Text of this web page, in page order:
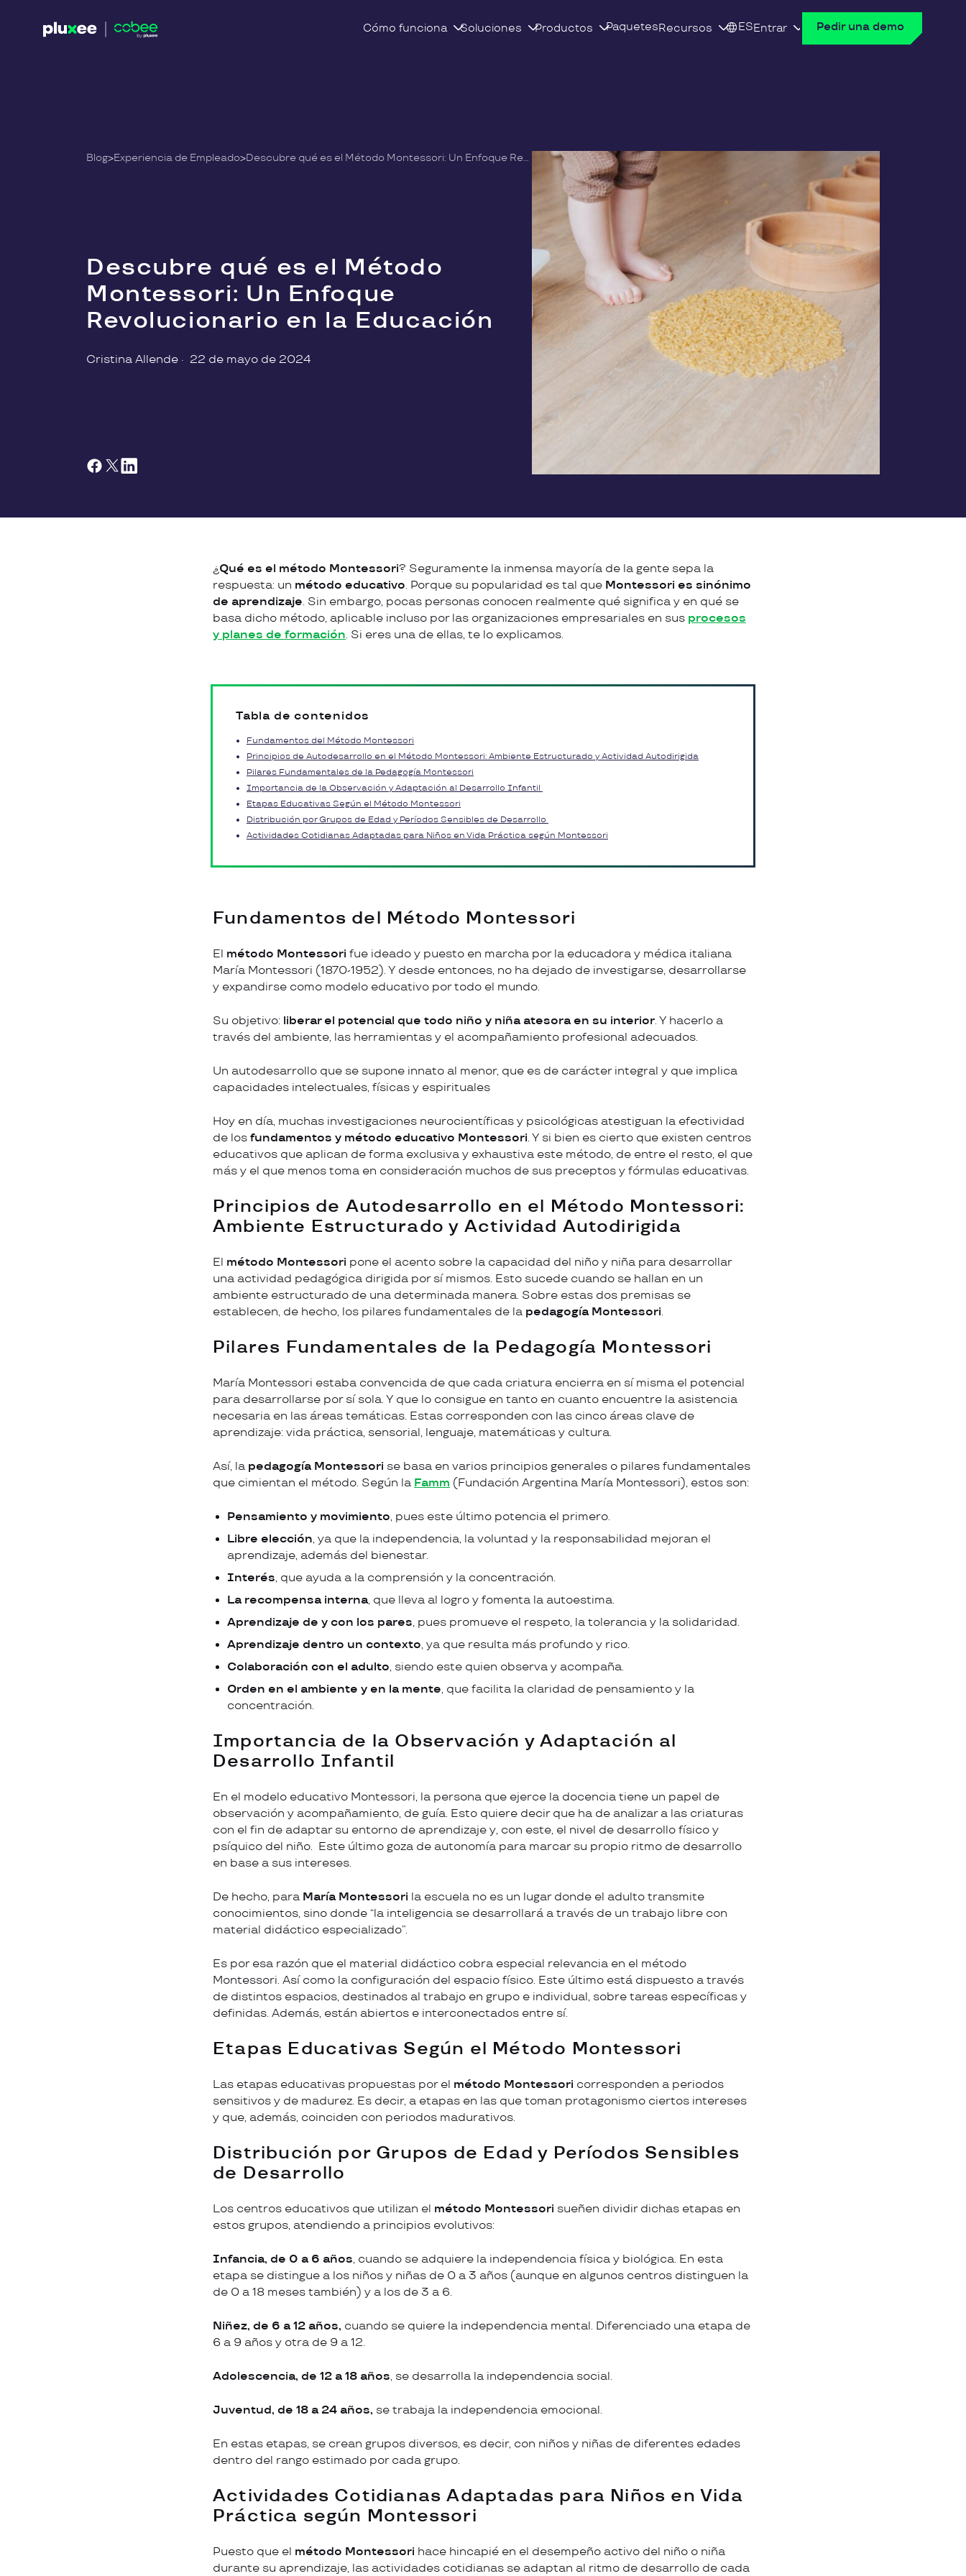
Cómo funciona Soluciones Productos PaquetesRecursos ESEntrar Pedir una demo
Descubre qué es el Método
Montessori: Un Enfoque
Revolucionario en la Educación
Cristina Allende · 22 de mayo de 2024
Blog>Experiencia de Empleado> Descubre qué es el Método Montessori: Un Enfoque Revolucionario en la Educación
¿Qué es el método Montessori? Seguramente la inmensa mayoría de la gente sepa la
respuesta: un método educativo. Porque su popularidad es tal que Montessori es sinónimo
de aprendizaje. Sin embargo, pocas personas conocen realmente qué significa y en qué se
basa dicho método, aplicable incluso por las organizaciones empresariales en sus procesos
y planes de formación. Si eres una de ellas, te lo explicamos.
Tabla de contenidos
Fundamentos del Método Montessori
Principios de Autodesarrollo en el Método Montessori: Ambiente Estructurado y Actividad Autodirigida
Pilares Fundamentales de la Pedagogía Montessori
Importancia de la Observación y Adaptación al Desarrollo Infantil
Etapas Educativas Según el Método Montessori
Distribución por Grupos de Edad y Períodos Sensibles de Desarrollo
Actividades Cotidianas Adaptadas para Niños en Vida Práctica según Montessori
Fundamentos del Método Montessori
El método Montessori fue ideado y puesto en marcha por la educadora y médica italiana
María Montessori (1870-1952). Y desde entonces, no ha dejado de investigarse, desarrollarse
y expandirse como modelo educativo por todo el mundo.
Su objetivo: liberar el potencial que todo niño y niña atesora en su interior. Y hacerlo a
través del ambiente, las herramientas y el acompañamiento profesional adecuados.
Un autodesarrollo que se supone innato al menor, que es de carácter integral y que implica
capacidades intelectuales, físicas y espirituales
Hoy en día, muchas investigaciones neurocientíficas y psicológicas atestiguan la efectividad
de los fundamentos y método educativo Montessori. Y si bien es cierto que existen centros
educativos que aplican de forma exclusiva y exhaustiva este método, de entre el resto, el que
más y el que menos toma en consideración muchos de sus preceptos y fórmulas educativas.
Principios de Autodesarrollo en el Método Montessori:
Ambiente Estructurado y Actividad Autodirigida
El método Montessori pone el acento sobre la capacidad del niño y niña para desarrollar
una actividad pedagógica dirigida por sí mismos. Esto sucede cuando se hallan en un
ambiente estructurado de una determinada manera. Sobre estas dos premisas se
establecen, de hecho, los pilares fundamentales de la pedagogía Montessori.
Pilares Fundamentales de la Pedagogía Montessori
María Montessori estaba convencida de que cada criatura encierra en sí misma el potencial
para desarrollarse por sí sola. Y que lo consigue en tanto en cuanto encuentre la asistencia
necesaria en las áreas temáticas. Estas corresponden con las cinco áreas clave de
aprendizaje: vida práctica, sensorial, lenguaje, matemáticas y cultura.
Así, la pedagogía Montessori se basa en varios principios generales o pilares fundamentales
que cimientan el método. Según la Famm (Fundación Argentina María Montessori), estos son:
Pensamiento y movimiento, pues este último potencia el primero.
Libre elección, ya que la independencia, la voluntad y la responsabilidad mejoran el
aprendizaje, además del bienestar.
Interés, que ayuda a la comprensión y la concentración.
La recompensa interna, que lleva al logro y fomenta la autoestima.
Aprendizaje de y con los pares, pues promueve el respeto, la tolerancia y la solidaridad.
Aprendizaje dentro un contexto, ya que resulta más profundo y rico.
Colaboración con el adulto, siendo este quien observa y acompaña.
Orden en el ambiente y en la mente, que facilita la claridad de pensamiento y la
concentración.
Importancia de la Observación y Adaptación al
Desarrollo Infantil
En el modelo educativo Montessori, la persona que ejerce la docencia tiene un papel de
observación y acompañamiento, de guía. Esto quiere decir que ha de analizar a las criaturas
con el fin de adaptar su entorno de aprendizaje y, con este, el nivel de desarrollo físico y
psíquico del niño. Este último goza de autonomía para marcar su propio ritmo de desarrollo
en base a sus intereses.
De hecho, para María Montessori la escuela no es un lugar donde el adulto transmite
conocimientos, sino donde “la inteligencia se desarrollará a través de un trabajo libre con
material didáctico especializado”.
Es por esa razón que el material didáctico cobra especial relevancia en el método
Montessori. Así como la configuración del espacio físico. Este último está dispuesto a través
de distintos espacios, destinados al trabajo en grupo e individual, sobre tareas específicas y
definidas. Además, están abiertos e interconectados entre sí.
Etapas Educativas Según el Método Montessori
Las etapas educativas propuestas por el método Montessori corresponden a periodos
sensitivos y de madurez. Es decir, a etapas en las que toman protagonismo ciertos intereses
y que, además, coinciden con periodos madurativos.
Distribución por Grupos de Edad y Períodos Sensibles
de Desarrollo
Los centros educativos que utilizan el método Montessori sueñen dividir dichas etapas en
estos grupos, atendiendo a principios evolutivos:
Infancia, de 0 a 6 años, cuando se adquiere la independencia física y biológica. En esta
etapa se distingue a los niños y niñas de 0 a 3 años (aunque en algunos centros distinguen la
de 0 a 18 meses también) y a los de 3 a 6.
Niñez, de 6 a 12 años, cuando se quiere la independencia mental. Diferenciado una etapa de
6 a 9 años y otra de 9 a 12.
Adolescencia, de 12 a 18 años, se desarrolla la independencia social.
Juventud, de 18 a 24 años, se trabaja la independencia emocional.
En estas etapas, se crean grupos diversos, es decir, con niños y niñas de diferentes edades
dentro del rango estimado por cada grupo.
Actividades Cotidianas Adaptadas para Niños en Vida
Práctica según Montessori
Puesto que el método Montessori hace hincapié en el desempeño activo del niño o niña
durante su aprendizaje, las actividades cotidianas se adaptan al ritmo de desarrollo de cada